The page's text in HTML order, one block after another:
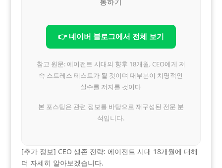
👉 네이버 블로그에서 전체 보기
참고 원문: 에이전트 시대의 향후 18개월, CEO에게 저
속 스트레스 테스트가 될 것이며 대부분이 치명적인
실수를 저지를 것이다
본 포스팅은 관련 정보를 바탕으로 재구성된 전문 분
석입니다.
[추가 정보] CEO 생존 전략: 에이전트 시대 18개월에 대해
더 자세히 알아보겠습니다.